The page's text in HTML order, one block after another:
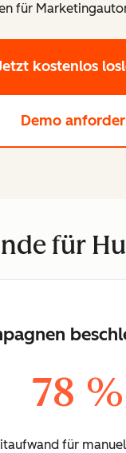
für
kostenlos
Demo
für
78 %
für